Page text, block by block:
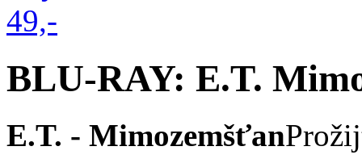
BLU-RAY: E.T.
E.T. - Mimozemšťan